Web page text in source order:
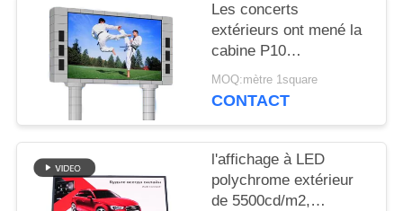
Les concerts
extérieurs ont mené la
cabine P10
320mm*160mm
polychromes du DJ 2
MOQ:mètre 1square
CONTACT
l'affichage à LED
polychrome extérieur
de 5500cd/m2,